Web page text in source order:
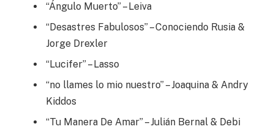
“Ángulo Muerto” – Leiva
“Desastres Fabulosos” – Conociendo Rusia &
Jorge Drexler
“Lucifer” – Lasso
“no llames lo mio nuestro” – Joaquina & Andry
Kiddos
“Tu Manera De Amar” – Julián Bernal & Debi